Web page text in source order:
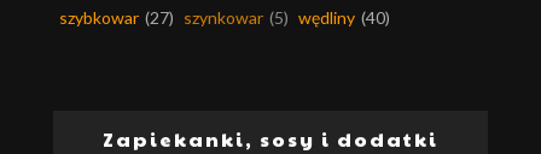
szybkowar (27) szynkowar (5) wędliny (40)
Zapiekanki, sosy i dodatki